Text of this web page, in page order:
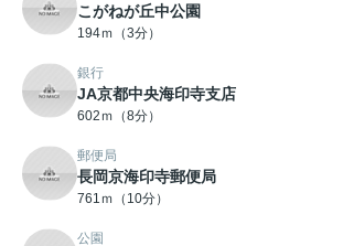
こがねが丘中公園
194ｍ（3分）
銀行
JA京都中央海印寺支店
602ｍ（8分）
郵便局
長岡京海印寺郵便局
761ｍ（10分）
公園